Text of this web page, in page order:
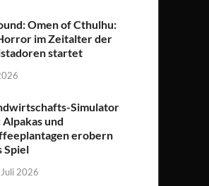
Omen of Cthulhu:
im Zeitalter der
startet
Simulator
Alpakas und
erobern
Spiel
2026